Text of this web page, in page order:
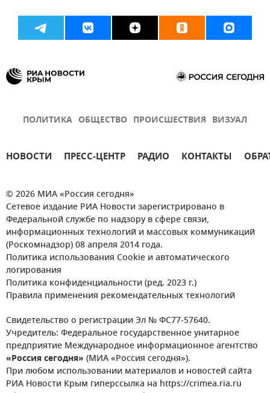
ПОЛИТИКА ОБЩЕСТВО ПРОИСШЕСТВИЯ ВИЗУАЛ
НОВОСТИ ПРЕСС-ЦЕНТР РАДИО КОНТАКТЫ
© 2026 МИА «Россия сегодня»
Сетевое издание РИА Новости зарегистрировано в
Федеральной службе по надзору в сфере связи,
информационных технологий и массовых коммуникаций
(Роскомнадзор) 08 апреля 2014 года.
Политика использования Cookie и автоматического
логирования
Политика конфиденциальности (ред. 2023 г.)
Правила применения рекомендательных технологий
Свидетельство о регистрации Эл № ФС77-57640.
Учредитель: Федеральное государственное унитарное
предприятие Международное информационное агентство
«Россия сегодня» (МИА «Россия сегодня»).
При любом использовании материалов и новостей сайта
РИА Новости Крым гиперссылка на https://crimea.ria.ru